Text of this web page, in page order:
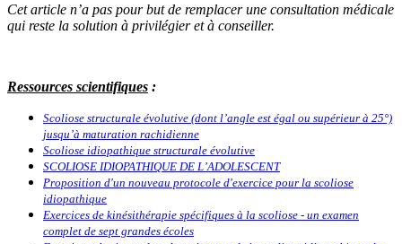
Cet article n’a pas pour but de remplacer une consultation médicale
qui reste la solution à privilégier et à conseiller.
Ressources scientifiques :
Scoliose structurale évolutive (dont l’angle est égal ou supérieur à 25°)
jusqu’à maturation rachidienne
Scoliose idiopathique structurale évolutive
SCOLIOSE IDIOPATHIQUE DE L’ADOLESCENT
Proposition d'un nouveau protocole d'exercice pour la scoliose
idiopathique
Exercices de kinésithérapie spécifiques à la scoliose - un examen
complet de sept grandes écoles